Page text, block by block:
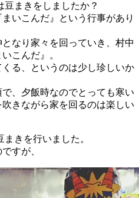
豆まきをしましたか？
いこんだ』という行事があり
なり家々を回っていき、村中
こんだ』。
る、というのは少し珍しいか
、夕飯時なのでとっても寒い
きながら家を回るのは楽しい
きを行いました。
すが、